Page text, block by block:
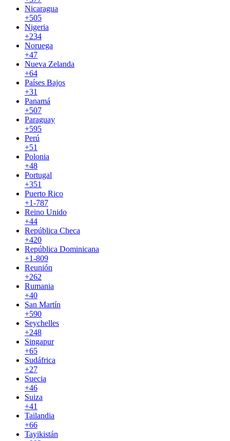
Nicaragua
+505
Nigeria
+234
Noruega
+47
Nueva Zelanda
+64
Países Bajos
+31
Panamá
+507
Paraguay
+595
Perú
+51
Polonia
+48
Portugal
+351
Puerto Rico
+1-787
Reino Unido
+44
República Checa
+420
República Dominicana
+1-809
Reunión
+262
Rumania
+40
San Martín
+590
Seychelles
+248
Singapur
+65
Sudáfrica
+27
Suecia
+46
Suiza
+41
Tailandia
+66
Tayikistán